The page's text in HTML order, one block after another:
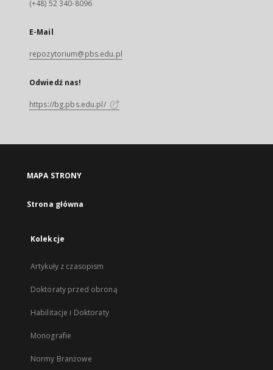
(+48) 52 340-8096
E-Mail
repozytorium@pbs.edu.pl
Odwiedź nas!
https://bg.pbs.edu.pl/
MAPA STRONY
Strona główna
Kolekcje
Artykuły z czasopism
Doktoraty przed obroną
Habilitacje i Doktoraty
Monografie
Normy Branżowe